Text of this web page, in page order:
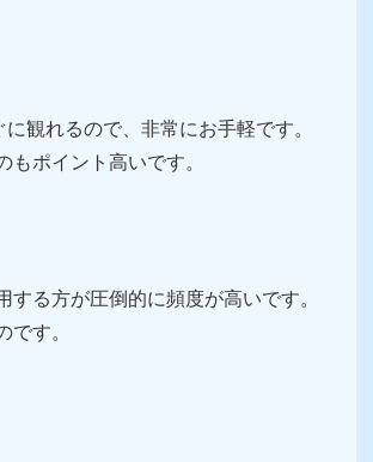
観れるので、非常にお手軽です。
もポイント高いです。
る方が圧倒的に頻度が高いです。
です。